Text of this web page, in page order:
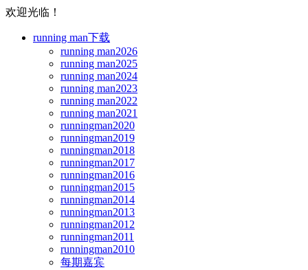
欢迎光临！
running man下载
running man2026
running man2025
running man2024
running man2023
running man2022
running man2021
runningman2020
runningman2019
runningman2018
runningman2017
runningman2016
runningman2015
runningman2014
runningman2013
runningman2012
runningman2011
runningman2010
每期嘉宾